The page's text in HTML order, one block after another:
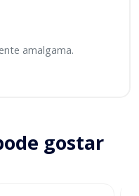
amalgama.
gostar